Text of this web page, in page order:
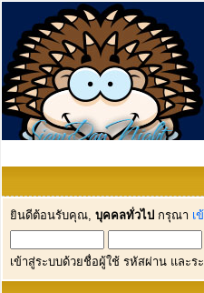
ยินดีต้อนรับคุณ, บุคคลทั่วไป กรุณา เ
เข้าสู่ระบบด้วยชื่อผู้ใช้ รหัสผ่าน และร